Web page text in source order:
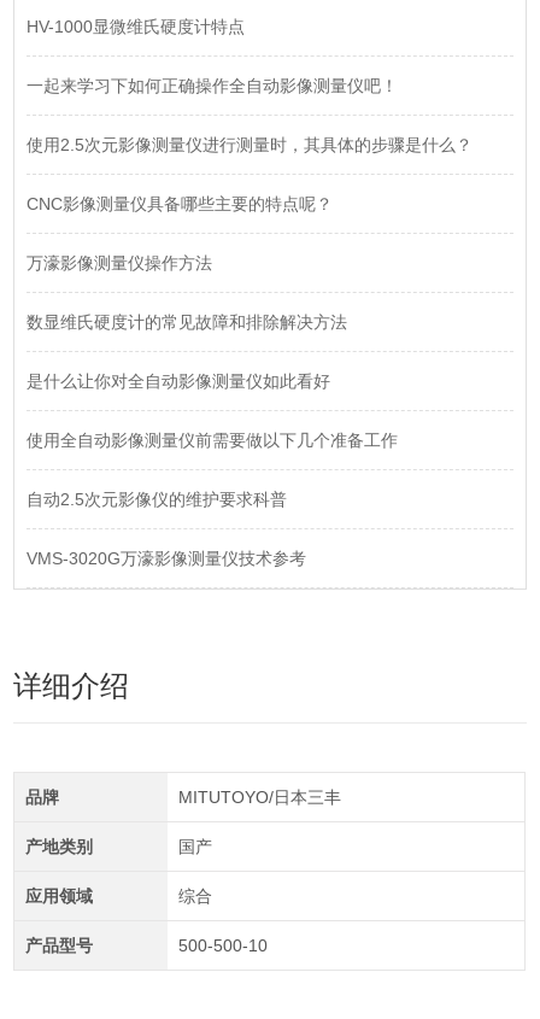
HV-1000显微维氏硬度计特点
一起来学习下如何正确操作全自动影像测量仪吧！
使用2.5次元影像测量仪进行测量时，其具体的步骤是什么？
CNC影像测量仪具备哪些主要的特点呢？
万濠影像测量仪操作方法
数显维氏硬度计的常见故障和排除解决方法
是什么让你对全自动影像测量仪如此看好
使用全自动影像测量仪前需要做以下几个准备工作
自动2.5次元影像仪的维护要求科普
VMS-3020G万濠影像测量仪技术参考
详细介绍
品牌 MITUTOYO/日本三丰
产地类别 国产
应用领域 综合
产品型号 500-500-10